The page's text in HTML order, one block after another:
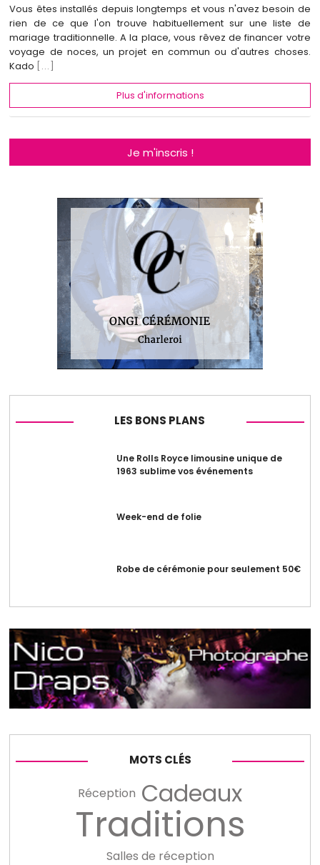
Vous êtes installés depuis longtemps et vous n'avez besoin de
rien de ce que l'on trouve habituellement sur une liste de
mariage traditionnelle. A la place, vous rêvez de financer votre
voyage de noces, un projet en commun ou d'autres choses.
Kado [...]
Plus d'informations
Je m'inscris !
LES BONS PLANS
Une Rolls Royce limousine unique de
1963 sublime vos événements
Week-end de folie
Robe de cérémonie pour seulement 50€
MOTS CLÉS
Réception Cadeaux
Traditions
Salles de réception